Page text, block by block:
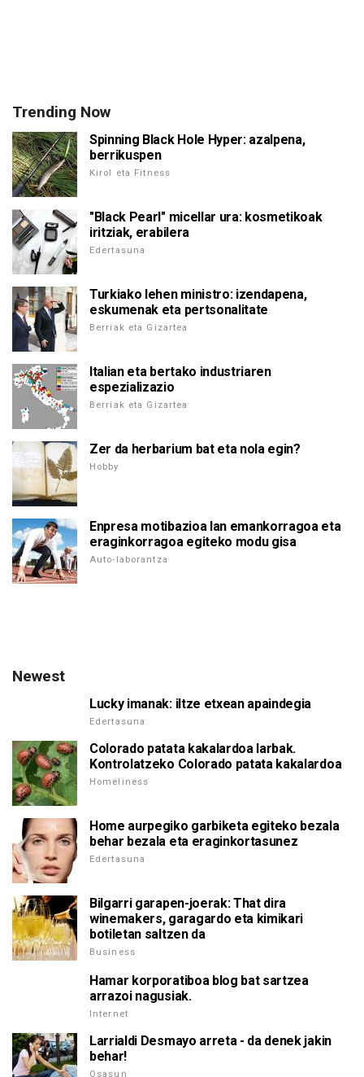
Trending Now
Spinning Black Hole Hyper: azalpena,
berrikuspen
Kirol eta Fitness
"Black Pearl" micellar ura: kosmetikoak
iritziak, erabilera
Edertasuna
Turkiako lehen ministro: izendapena,
eskumenak eta pertsonalitate
Berriak eta Gizartea
Italian eta bertako industriaren
espezializazio
Berriak eta Gizartea
Zer da herbarium bat eta nola egin?
Hobby
Enpresa motibazioa lan emankorragoa eta
eraginkorragoa egiteko modu gisa
Auto-laborantza
Newest
Lucky imanak: iltze etxean apaindegia
Edertasuna
Colorado patata kakalardoa larbak.
Kontrolatzeko Colorado patata kakalardoa
Homeliness
Home aurpegiko garbiketa egiteko bezala
behar bezala eta eraginkortasunez
Edertasuna
Bilgarri garapen-joerak: That dira
winemakers, garagardo eta kimikari
botiletan saltzen da
Business
Hamar korporatiboa blog bat sartzea
arrazoi nagusiak.
Internet
Larrialdi Desmayo arreta - da denek jakin
behar!
Osasun